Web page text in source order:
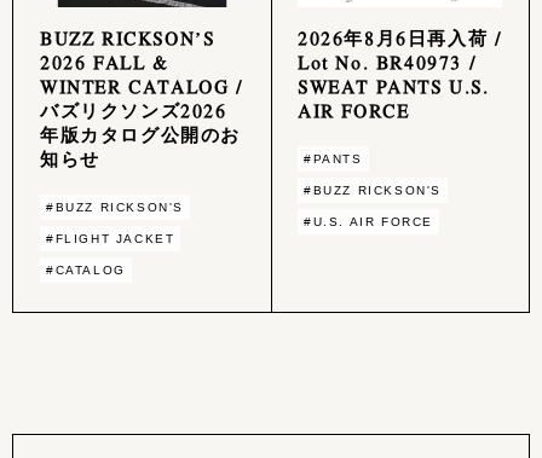
BUZZ RICKSON’S
2026 FALL &
WINTER CATALOG /
バズリクソンズ2026
年版カタログ公開のお
知らせ
#BUZZ RICKSON'S
#FLIGHT JACKET
#CATALOG
2026年8月6日再入荷 /
Lot No. BR40973 /
SWEAT PANTS U.S.
AIR FORCE
#PANTS
#BUZZ RICKSON'S
#U.S. AIR FORCE